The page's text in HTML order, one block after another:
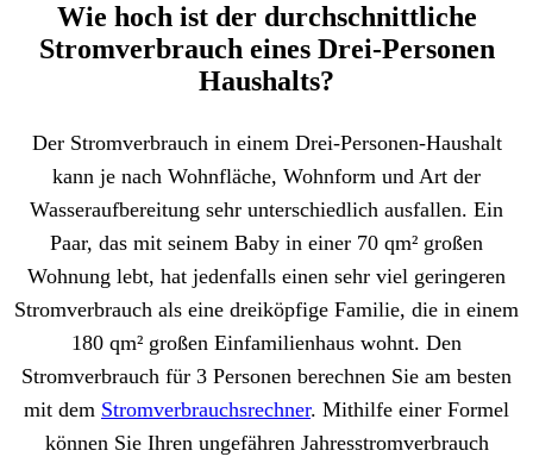
Wie hoch ist der durchschnittliche
Stromverbrauch eines Drei-Personen
Haushalts?
Der Stromverbrauch in einem Drei-Personen-Haushalt
kann je nach Wohnfläche, Wohnform und Art der
Wasseraufbereitung sehr unterschiedlich ausfallen. Ein
Paar, das mit seinem Baby in einer 70 qm² großen
Wohnung lebt, hat jedenfalls einen sehr viel geringeren
Stromverbrauch als eine dreiköpfige Familie, die in einem
180 qm² großen Einfamilienhaus wohnt. Den
Stromverbrauch für 3 Personen berechnen Sie am besten
mit dem Stromverbrauchsrechner. Mithilfe einer Formel
können Sie Ihren ungefähren Jahresstromverbrauch